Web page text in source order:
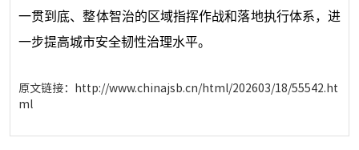
一贯到底、整体智治的区域指挥作战和落地执行体系，进
一步提高城市安全韧性治理水平。
原文链接： http://www.chinajsb.cn/html/202603/18/55542.ht
ml